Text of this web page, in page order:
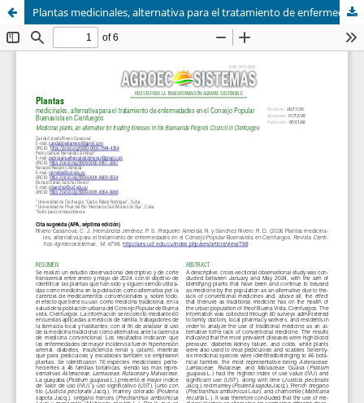
Plantas medicinales, alternativa para el tratamiento de enfermedades en el Consejo Popular Buenavista en Cienfuegos